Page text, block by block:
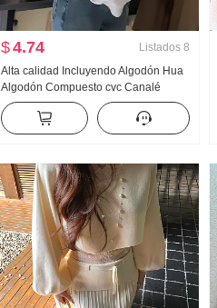
$4.74 Listados 8
Alta calidad Incluyendo Algodón Hua
Algodón Compuesto cvc Canalé
CUELLO REDONDO Estampado
Sudadera Mujer Pareja Estándar
Forrado